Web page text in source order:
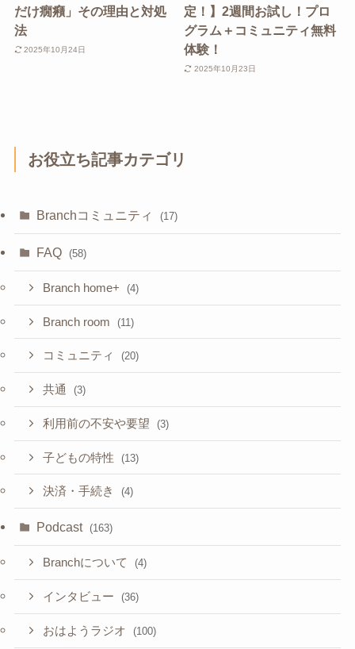
だけ癇癪」その理由と対処
法
2025年10月24日
定！】2週間お試し！プロ
グラム＋コミュニティ無料
体験！
2025年10月23日
お役立ち記事カテゴリ
Branchコミュニティ (17)
FAQ (58)
Branch home+ (4)
Branch room (11)
コミュニティ (20)
共通 (3)
利用前の不安や要望 (3)
子どもの特性 (13)
決済・手続き (4)
Podcast (163)
Branchについて (4)
インタビュー (36)
おはようラジオ (100)